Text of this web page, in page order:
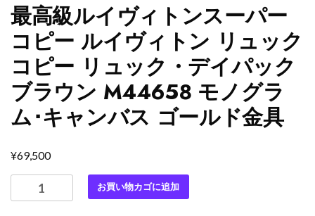
最高級ルイヴィトンスーパー
コピー ルイヴィトン リュック
コピー リュック・デイパック
ブラウン M44658 モノグラ
ム･キャンバス ゴールド金具
¥69,500
高
お買い物カゴに追加